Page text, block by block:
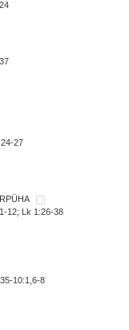
27
12; Lk 1:26-38
10:1,6-8